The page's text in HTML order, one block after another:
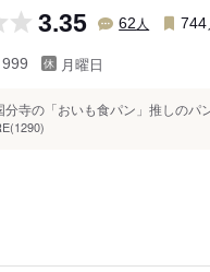
3.35 62 人 744
999 月曜日
分寺の「おいも食パン」推しの